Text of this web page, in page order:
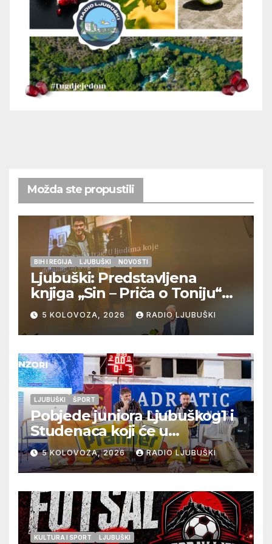
Možda ste propustili
BIH I REGIJA LJUBUŠKI NOVOSTI
Ljubuški: Predstavljena
knjiga „Sin – Priča o Toniju“
dr. sc. Zdenka Hercega
5 KOLOVOZA, 2026 RADIO LJUBUŠKI
LJUBUŠKI ŠPORT
Pobjede juniora Ljubuškog1 i
Studenaca koji će u
međusobnom susretu
odlučiti o prvom mjestu u
skupini “A”, seniori Teskere
upisali treću pobjedu,
Radišići “otpali”, a Humac se
pobjedom protiv Crvenog
Grma “vratio u igru”
5 KOLOVOZA, 2026 RADIO LJUBUŠKI
KULTURA I SPORT LJUBUŠKI